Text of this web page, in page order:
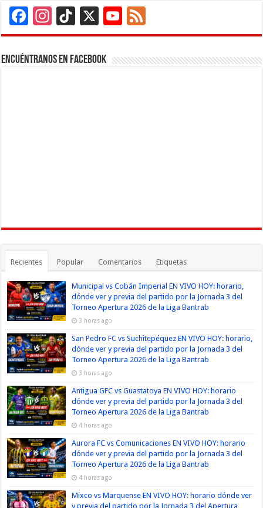
Facebook
Instagram
TikTok
X
YouTube
Channel
Encuéntranos en Facebook
Recientes Popular Comentarios Etiquetas
Municipal vs Cobán Imperial EN VIVO HOY: horario,
dónde ver y previa del partido por la Jornada 3 del
Torneo Apertura 2026 de la Liga Bantrab
3 horas ago
San Pedro FC vs Suchitepéquez EN VIVO HOY: horario,
dónde ver y previa del partido por la Jornada 3 del
Torneo Apertura 2026 de la Liga Bantrab
3 horas ago
Antigua GFC vs Guastatoya EN VIVO HOY: horario
dónde ver y previa del partido por la Jornada 3 del
Torneo Apertura 2026 de la Liga Bantrab
4 horas ago
Aurora FC vs Comunicaciones EN VIVO HOY: horario
dónde ver y previa del partido por la Jornada 3 del
Torneo Apertura 2026 de la Liga Bantrab
4 horas ago
Mixco vs Marquense EN VIVO HOY: horario dónde ver
y previa del partido por la Jornada 3 del Apertura